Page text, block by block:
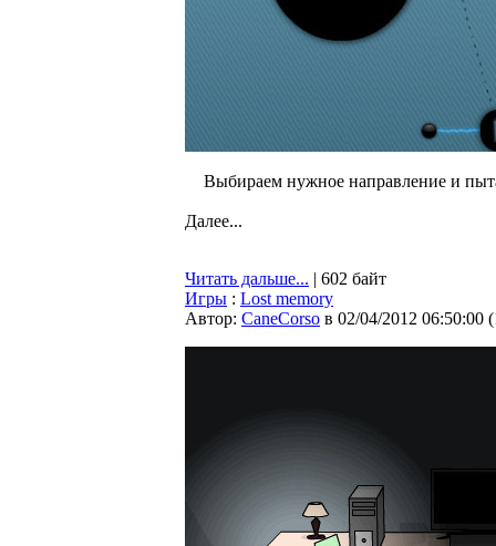
Выбираем нужное направление и
Далее...
Читать дальше... | 602 байт
Игры : Lost memory
Автор: CaneCorso в 02/04/2012 06:50:00 (